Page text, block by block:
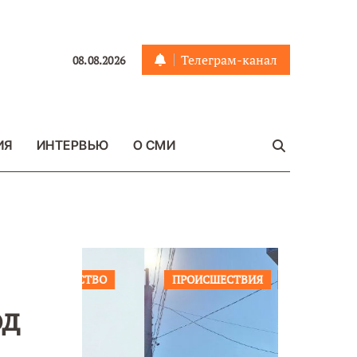
08.08.2026 Телеграм-канал
ИНТЕРВЬЮ О СМИ
ПРОИСШЕСТВИЯ ФОТО